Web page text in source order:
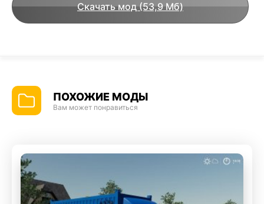
Скачать мод (53,9 Мб)
ПОХОЖИЕ МОДЫ
Вам может понравиться